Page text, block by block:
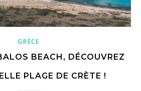
GRÈCE
BEACH, DÉCOUVREZ
PLAGE DE CRÈTE !